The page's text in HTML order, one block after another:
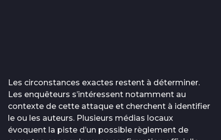
Les circonstances exactes restent à déterminer.
Les enquêteurs s’intéressent notamment au
contexte de cette attaque et cherchent à identifier
le ou les auteurs. Plusieurs médias locaux
évoquent la piste d’un possible règlement de